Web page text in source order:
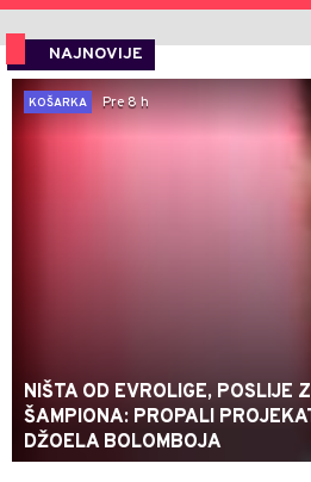
NAJNOVIJE
KOŠARKA
Pre 8 h
NIŠTA OD EVROLIGE, POSLIJE
ŠAMPIONA: PROPALI
DŽOELA BOLOMBOJA